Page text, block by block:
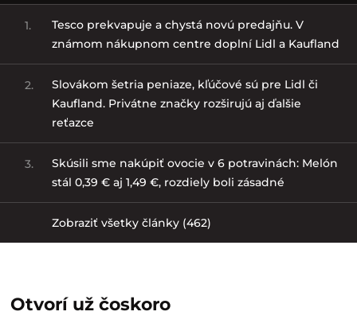
1.
Tesco prekvapuje a chystá novú predajňu. V
známom nákupnom centre doplní Lidl a Kaufland
2.
Slovákom šetria peniaze, kľúčové sú pre Lidl či
Kaufland. Privátne značky rozširujú aj ďalšie
reťazce
3.
Skúsili sme nakúpiť ovocie v 6 potravinách: Melón
stál 0,39 € aj 1,49 €, rozdiely boli zásadné
Zobraziť všetky články (462)
Otvorí už čoskoro